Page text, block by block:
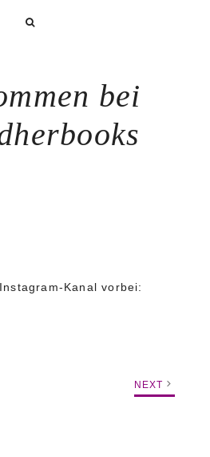
bei
Kanal vorbei:
NEXT